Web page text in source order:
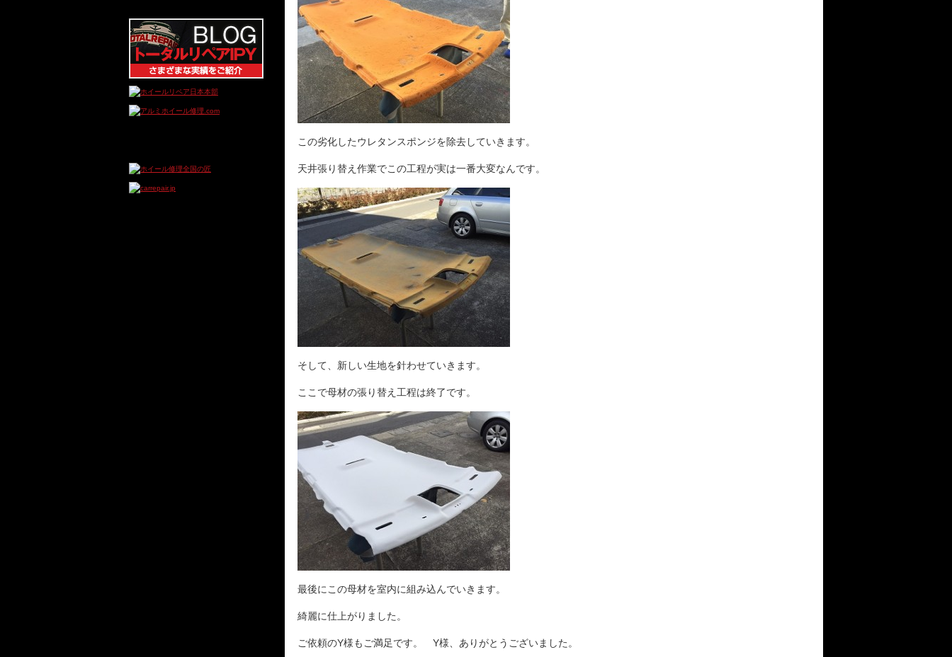
この劣化したウレタンスポンジを除去していきます。
天井張り替え作業でこの工程が実は一番大変なんです。
そして、新しい生地を針わせていきます。
ここで母材の張り替え工程は終了です。
最後にこの母材を室内に組み込んでいきます。
綺麗に仕上がりました。
ご依頼のY様もご満足です。 Y様、ありがとうございました。